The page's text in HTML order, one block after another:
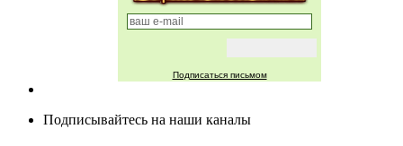
Подписаться письмом
Подписывайтесь на наши каналы